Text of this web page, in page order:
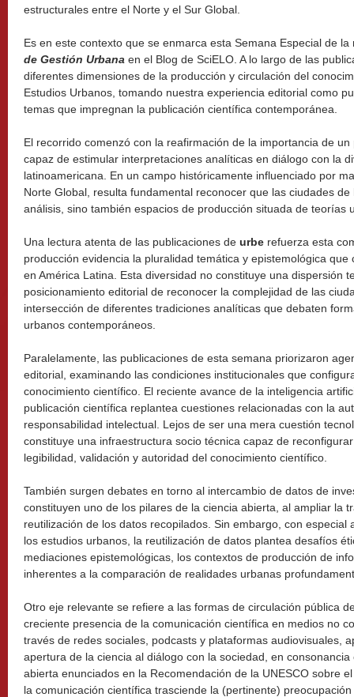
estructurales entre el Norte y el Sur Global.
Es en este contexto que se enmarca esta Semana Especial de
de Gestión Urbana en el Blog de SciELO. A lo largo de las
diferentes dimensiones de la producción y circulación del
Estudios Urbanos, tomando nuestra experiencia editorial como
temas que impregnan la publicación científica contemporánea.
El recorrido comenzó con la reafirmación de la importancia de
capaz de estimular interpretaciones analíticas en diálogo con la
latinoamericana. En un campo históricamente influenciado por
Norte Global, resulta fundamental reconocer que las ciudades
análisis, sino también espacios de producción situada de teorías
Una lectura atenta de las publicaciones de urbe refuerza esta
producción evidencia la pluralidad temática y epistemológica
en América Latina. Esta diversidad no constituye una dispersión
posicionamiento editorial de reconocer la complejidad de las
intersección de diferentes tradiciones analíticas que debaten
urbanos contemporáneos.
Paralelamente, las publicaciones de esta semana priorizaron
editorial, examinando las condiciones institucionales que
conocimiento científico. El reciente avance de la inteligencia
publicación científica replantea cuestiones relacionadas con la
responsabilidad intelectual. Lejos de ser una mera cuestión
constituye una infraestructura socio técnica capaz de
legibilidad, validación y autoridad del conocimiento científico.
También surgen debates en torno al intercambio de datos de
constituyen uno de los pilares de la ciencia abierta, al ampliar la
reutilización de los datos recopilados. Sin embargo, con especial
los estudios urbanos, la reutilización de datos plantea desafíos
mediaciones epistemológicas, los contextos de producción de
inherentes a la comparación de realidades urbanas
Otro eje relevante se refiere a las formas de circulación pública
creciente presencia de la comunicación científica en medios no
través de redes sociales, podcasts y plataformas audiovisuales,
apertura de la ciencia al diálogo con la sociedad, en
abierta enunciados en la Recomendación de la UNESCO sobre
la comunicación científica trasciende la (pertinente)